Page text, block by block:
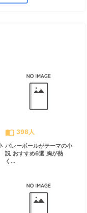
import_contacts 398人
バレーボールがテーマの小
説 おすすめ6選 胸が熱
く...